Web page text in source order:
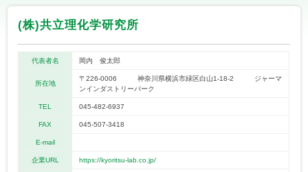
(株)共立理化学研究所
代表者名 岡内 俊太郎
所在地
〒226-0006 神奈川県横浜市緑区白山1-18-2 ジャーマ
ンインダストリーパーク
TEL 045-482-6937
FAX 045-507-3418
E-mail
企業URL https://kyoritsu-lab.co.jp/